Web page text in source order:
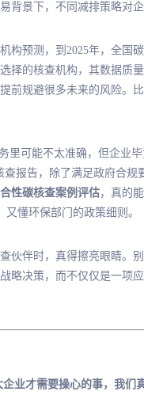
背景下，不同减排策略对
构预测，到2025年，全
择的核查机构，其数据质
前规避很多未来的风险。
里可能不太准确，但企业
报告，除了满足政府合规
性碳核查案例评估，真的
懂环保部门的政策细则。
伙伴时，真得擦亮眼睛
略决策，而不仅仅是一项
业才需要操心的事，我们